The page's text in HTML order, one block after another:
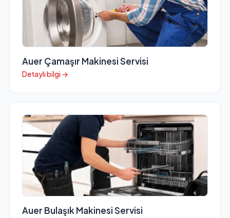
Auer Çamaşır Makinesi Servisi
Detaylı bilgi →
Auer Bulaşık Makinesi Servisi